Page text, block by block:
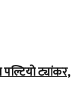
ट्यांकर,